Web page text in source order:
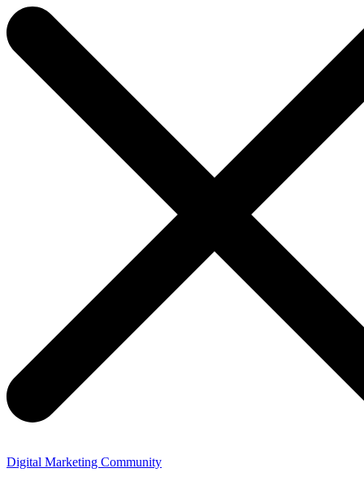
Digital Marketing Community